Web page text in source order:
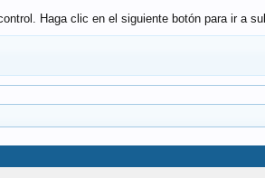
Haga clic en el siguiente botón para ir a